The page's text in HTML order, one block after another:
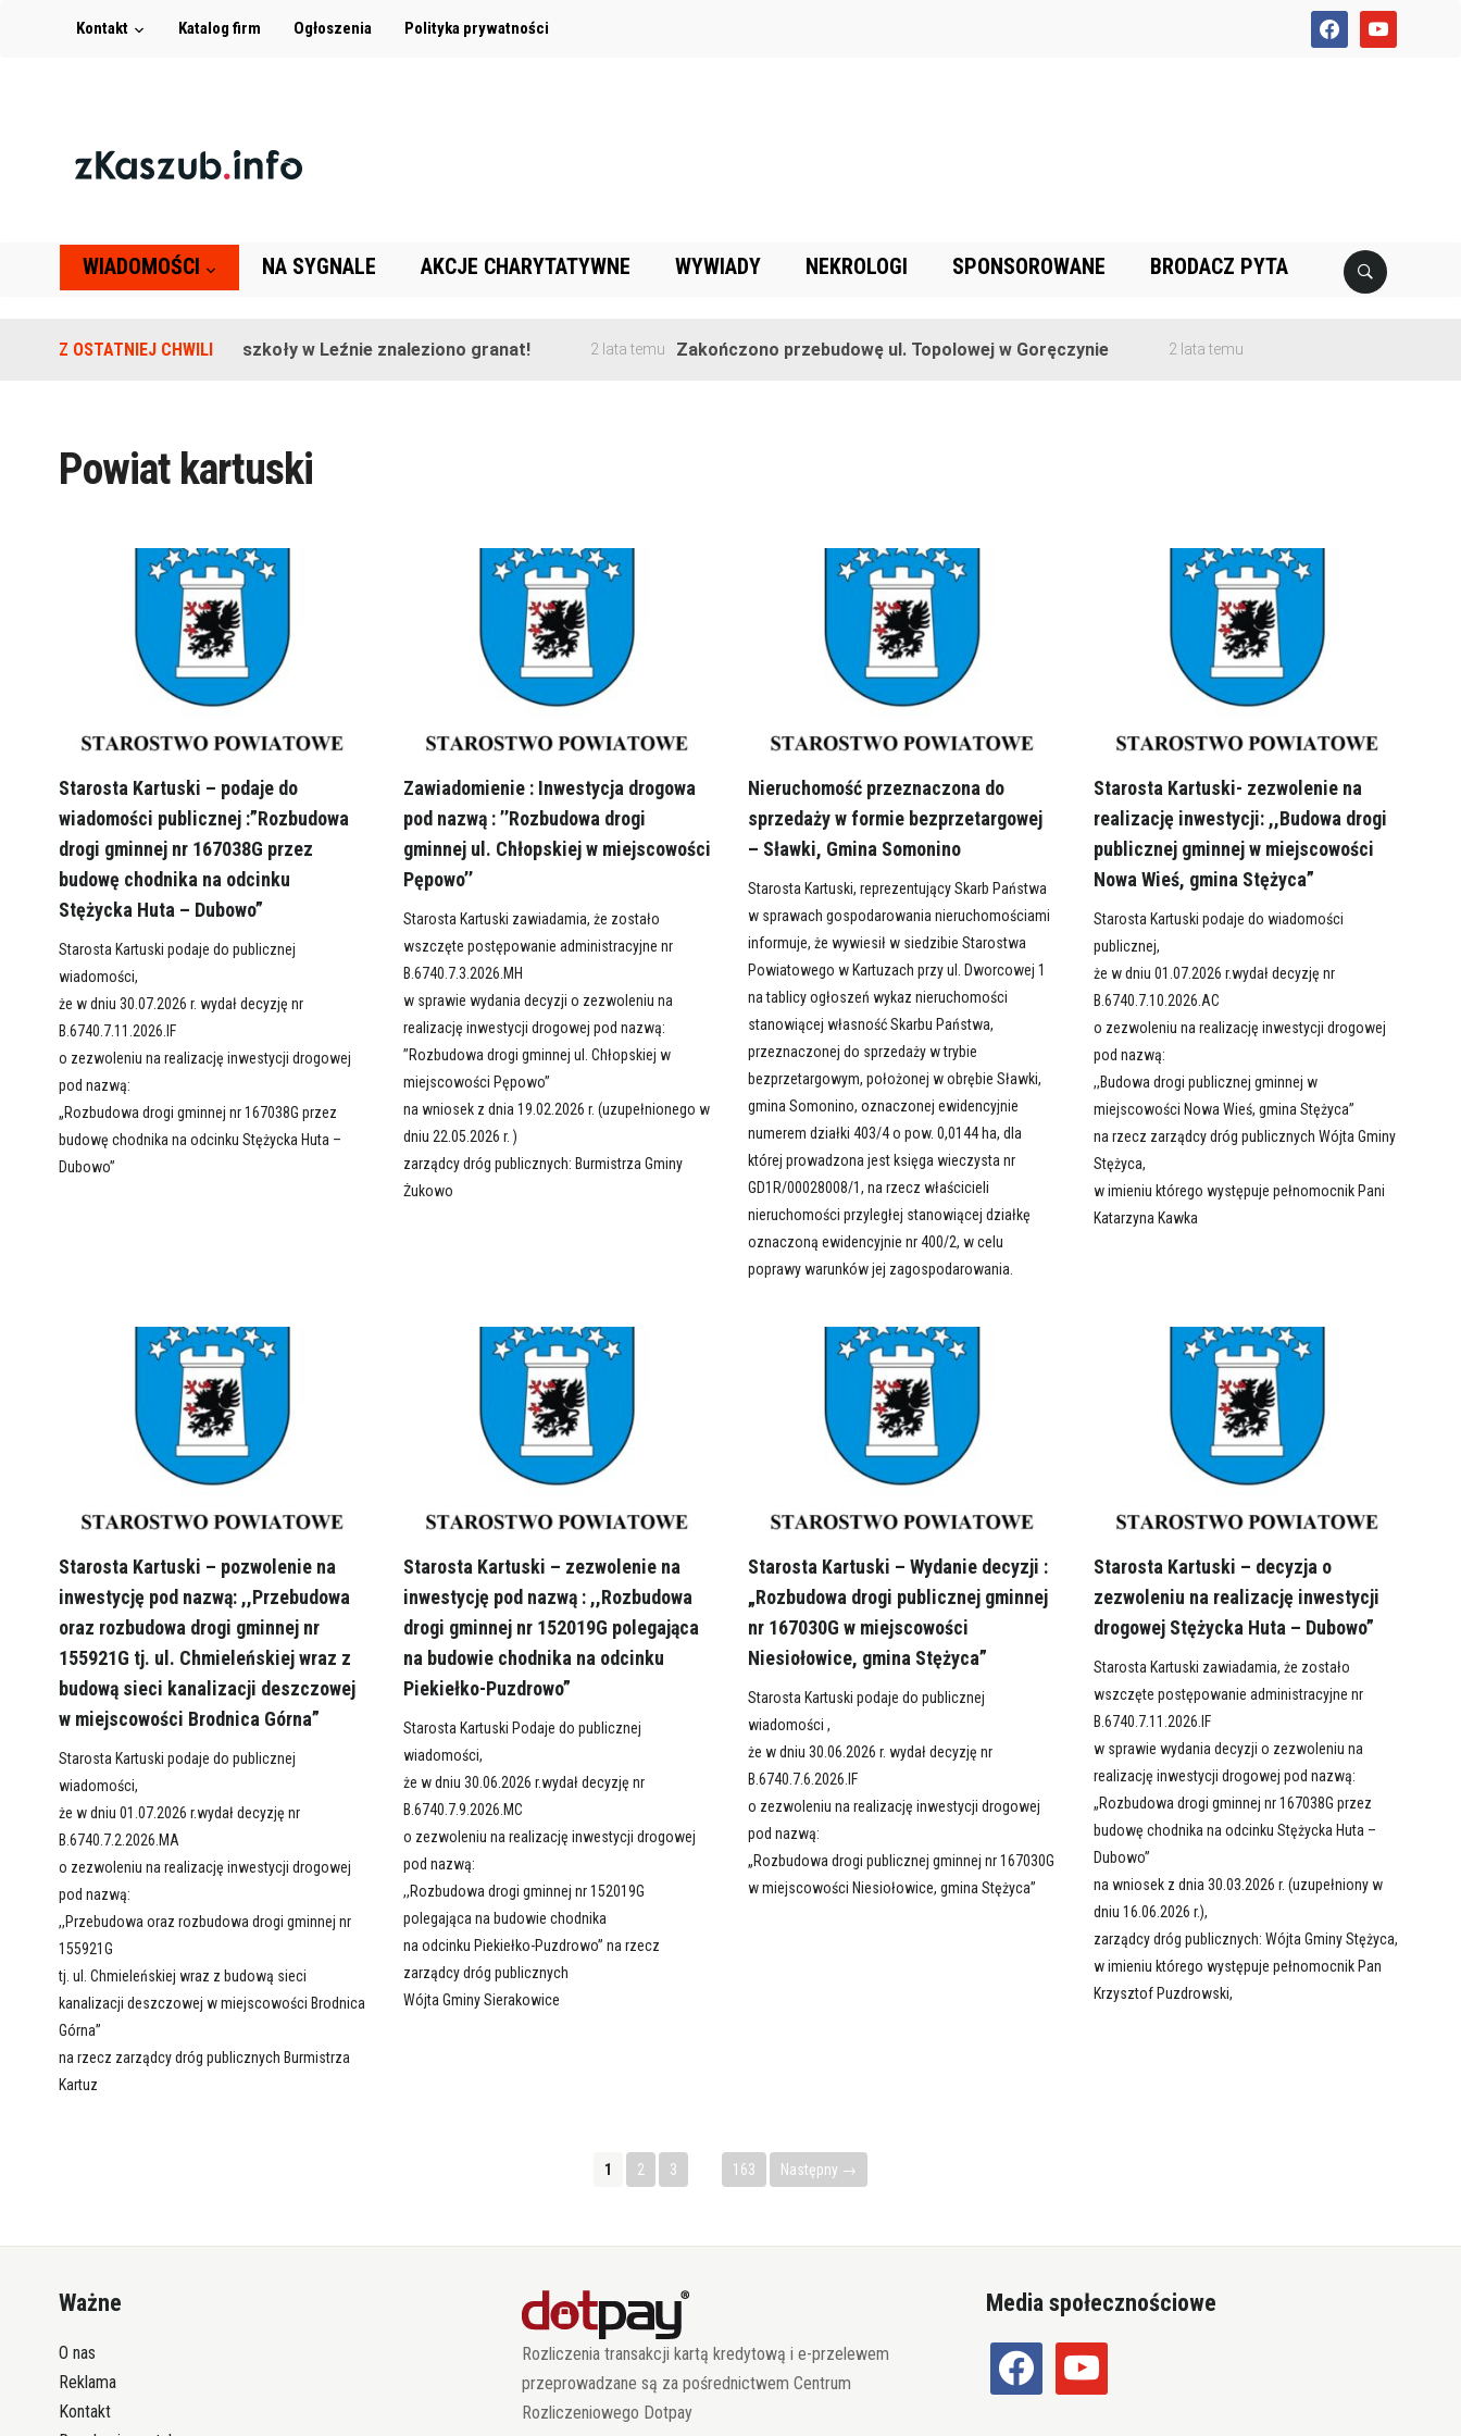
facebookyoutube
Kontakt Katalog firm Ogłoszenia Polityka prywatności
WIADOMOŚCI NA SYGNALE AKCJE CHARYTATYWNE WYWIADY NEKROLOGI SPONSOROWANE BRODACZ PYTA
Z OSTATNIEJ CHWILI
Na terenie szkoły w Leźnie znaleziono granat! 2 lata temu Zakończono przebudowę ul. Topolowej w Goręczynie 2 lata temu
Powiat kartuski
Starosta Kartuski – podaje do
wiadomości publicznej :”Rozbudowa
drogi gminnej nr 167038G przez
budowę chodnika na odcinku
Stężycka Huta – Dubowo”
Starosta Kartuski podaje do publicznej
wiadomości,
że w dniu 30.07.2026 r. wydał decyzję nr
B.6740.7.11.2026.IF
o zezwoleniu na realizację inwestycji drogowej
pod nazwą:
„Rozbudowa drogi gminnej nr 167038G przez
budowę chodnika na odcinku Stężycka Huta –
Dubowo”
Zawiadomienie : Inwestycja drogowa
pod nazwą : ’’Rozbudowa drogi
gminnej ul. Chłopskiej w miejscowości
Pępowo’’
Starosta Kartuski zawiadamia, że zostało
wszczęte postępowanie administracyjne nr
B.6740.7.3.2026.MH
w sprawie wydania decyzji o zezwoleniu na
realizację inwestycji drogowej pod nazwą:
’’Rozbudowa drogi gminnej ul. Chłopskiej w
miejscowości Pępowo’’
na wniosek z dnia 19.02.2026 r. (uzupełnionego w
dniu 22.05.2026 r. )
zarządcy dróg publicznych: Burmistrza Gminy
Żukowo
Nieruchomość przeznaczona do
sprzedaży w formie bezprzetargowej
– Sławki, Gmina Somonino
Starosta Kartuski, reprezentujący Skarb Państwa
w sprawach gospodarowania nieruchomościami
informuje, że wywiesił w siedzibie Starostwa
Powiatowego w Kartuzach przy ul. Dworcowej 1
na tablicy ogłoszeń wykaz nieruchomości
stanowiącej własność Skarbu Państwa,
przeznaczonej do sprzedaży w trybie
bezprzetargowym, położonej w obrębie Sławki,
gmina Somonino, oznaczonej ewidencyjnie
numerem działki 403/4 o pow. 0,0144 ha, dla
której prowadzona jest księga wieczysta nr
GD1R/00028008/1, na rzecz właścicieli
nieruchomości przyległej stanowiącej działkę
oznaczoną ewidencyjnie nr 400/2, w celu
poprawy warunków jej zagospodarowania.
Starosta Kartuski- zezwolenie na
realizację inwestycji: ,,Budowa drogi
publicznej gminnej w miejscowości
Nowa Wieś, gmina Stężyca”
Starosta Kartuski podaje do wiadomości
publicznej,
że w dniu 01.07.2026 r.wydał decyzję nr
B.6740.7.10.2026.AC
o zezwoleniu na realizację inwestycji drogowej
pod nazwą:
,,Budowa drogi publicznej gminnej w
miejscowości Nowa Wieś, gmina Stężyca”
na rzecz zarządcy dróg publicznych Wójta Gminy
Stężyca,
w imieniu którego występuje pełnomocnik Pani
Katarzyna Kawka
Starosta Kartuski – pozwolenie na
inwestycję pod nazwą: ,,Przebudowa
oraz rozbudowa drogi gminnej nr
155921G tj. ul. Chmieleńskiej wraz z
budową sieci kanalizacji deszczowej
w miejscowości Brodnica Górna”
Starosta Kartuski podaje do publicznej
wiadomości,
że w dniu 01.07.2026 r.wydał decyzję nr
B.6740.7.2.2026.MA
o zezwoleniu na realizację inwestycji drogowej
pod nazwą:
,,Przebudowa oraz rozbudowa drogi gminnej nr
155921G
tj. ul. Chmieleńskiej wraz z budową sieci
kanalizacji deszczowej w miejscowości Brodnica
Górna”
na rzecz zarządcy dróg publicznych Burmistrza
Kartuz
Starosta Kartuski – zezwolenie na
inwestycję pod nazwą : ,,Rozbudowa
drogi gminnej nr 152019G polegająca
na budowie chodnika na odcinku
Piekiełko-Puzdrowo”
Starosta Kartuski Podaje do publicznej
wiadomości,
że w dniu 30.06.2026 r.wydał decyzję nr
B.6740.7.9.2026.MC
o zezwoleniu na realizację inwestycji drogowej
pod nazwą:
,,Rozbudowa drogi gminnej nr 152019G
polegająca na budowie chodnika
na odcinku Piekiełko-Puzdrowo” na rzecz
zarządcy dróg publicznych
Wójta Gminy Sierakowice
Starosta Kartuski – Wydanie decyzji :
„Rozbudowa drogi publicznej gminnej
nr 167030G w miejscowości
Niesiołowice, gmina Stężyca”
Starosta Kartuski podaje do publicznej
wiadomości ,
że w dniu 30.06.2026 r. wydał decyzję nr
B.6740.7.6.2026.IF
o zezwoleniu na realizację inwestycji drogowej
pod nazwą:
„Rozbudowa drogi publicznej gminnej nr 167030G
w miejscowości Niesiołowice, gmina Stężyca”
Starosta Kartuski – decyzja o
zezwoleniu na realizację inwestycji
drogowej Stężycka Huta – Dubowo”
Starosta Kartuski zawiadamia, że zostało
wszczęte postępowanie administracyjne nr
B.6740.7.11.2026.IF
w sprawie wydania decyzji o zezwoleniu na
realizację inwestycji drogowej pod nazwą:
„Rozbudowa drogi gminnej nr 167038G przez
budowę chodnika na odcinku Stężycka Huta –
Dubowo”
na wniosek z dnia 30.03.2026 r. (uzupełniony w
dniu 16.06.2026 r.),
zarządcy dróg publicznych: Wójta Gminy Stężyca,
w imieniu którego występuje pełnomocnik Pan
Krzysztof Puzdrowski,
1 2 3 163 Następny →
Ważne
O nas
Reklama
Kontakt
Rozliczenia transakcji kartą kredytową i e-przelewem
przeprowadzane są za pośrednictwem Centrum
Rozliczeniowego Dotpay
Media społecznościowe
facebook youtube